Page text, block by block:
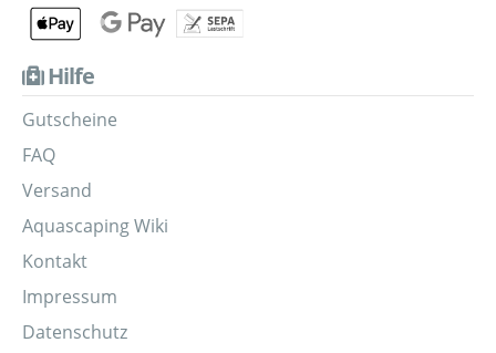
Hilfe
Gutscheine
FAQ
Versand
Aquascaping Wiki
Kontakt
Impressum
Datenschutz